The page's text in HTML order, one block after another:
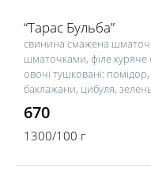
“Тарас Бульба”
свинина смажена
шматочками, філе
овочі тушковані:
баклажани, цибуля,
670
1300/100 г